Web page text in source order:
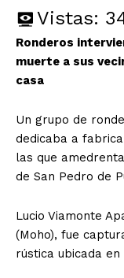
Vistas:
Ronderos
muerte a sus
casa
Un grupo de
dedicaba a
las que
de San Pedro de
Lucio Viamonte
(Moho), fue
rústica ubicada